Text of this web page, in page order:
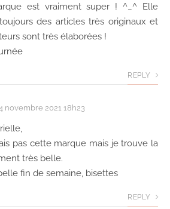
est vraiment super ! ^_^ Elle
des articles très originaux et
sont très élaborées !
REPLY
novembre 2021 18h23
pas cette marque mais je trouve la
très belle.
fin de semaine, bisettes
REPLY